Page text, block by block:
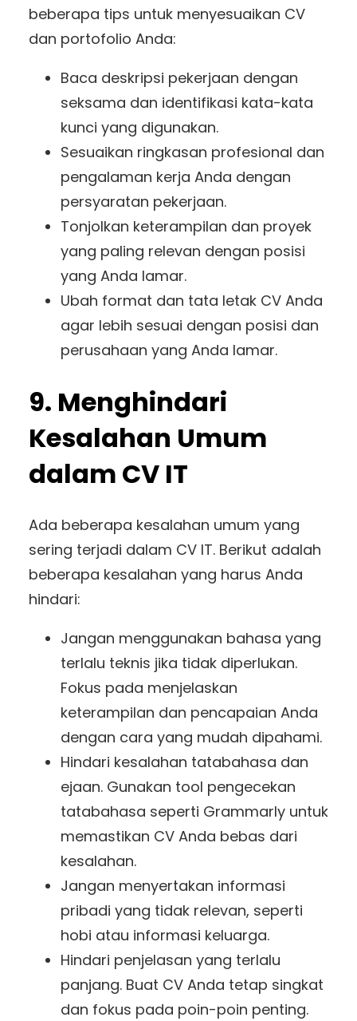
beberapa tips untuk menyesuaikan CV
dan portofolio Anda:
Baca deskripsi pekerjaan dengan
seksama dan identifikasi kata-kata
kunci yang digunakan.
Sesuaikan ringkasan profesional dan
pengalaman kerja Anda dengan
persyaratan pekerjaan.
Tonjolkan keterampilan dan proyek
yang paling relevan dengan posisi
yang Anda lamar.
Ubah format dan tata letak CV Anda
agar lebih sesuai dengan posisi dan
perusahaan yang Anda lamar.
9. Menghindari
Kesalahan Umum
dalam CV IT
Ada beberapa kesalahan umum yang
sering terjadi dalam CV IT. Berikut adalah
beberapa kesalahan yang harus Anda
hindari:
Jangan menggunakan bahasa yang
terlalu teknis jika tidak diperlukan.
Fokus pada menjelaskan
keterampilan dan pencapaian Anda
dengan cara yang mudah dipahami.
Hindari kesalahan tatabahasa dan
ejaan. Gunakan tool pengecekan
tatabahasa seperti Grammarly untuk
memastikan CV Anda bebas dari
kesalahan.
Jangan menyertakan informasi
pribadi yang tidak relevan, seperti
hobi atau informasi keluarga.
Hindari penjelasan yang terlalu
panjang. Buat CV Anda tetap singkat
dan fokus pada poin-poin penting.